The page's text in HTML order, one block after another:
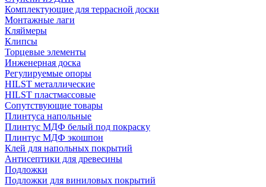
Комплектующие для террасной доски
Монтажные лаги
Кляймеры
Клипсы
Торцевые элементы
Инженерная доска
Регулируемые опоры
HILST металлические
HILST пластмассовые
Сопутствующие товары
Плинтуса напольные
Плинтус МДФ белый под покраску
Плинтус МДФ экошпон
Клей для напольных покрытий
Антисептики для древесины
Подложки
Подложки для виниловых покрытий